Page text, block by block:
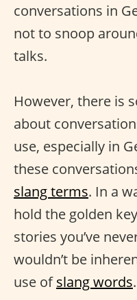
conversations in
not to snoop
talks.
However, there is
about
use, especially in
these
slang terms. In a
hold the golden
stories you’ve
wouldn’t be
use ofslang words.